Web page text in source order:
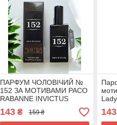
ПАРФУМ ЧОЛОВІЧИЙ №
152 ЗА МОТИВАМИ PACO
RABANNE INVICTUS
(ПАКО РАБАН IНВІКТУС)
65 МЛ
143₴ 159 ₴ 143